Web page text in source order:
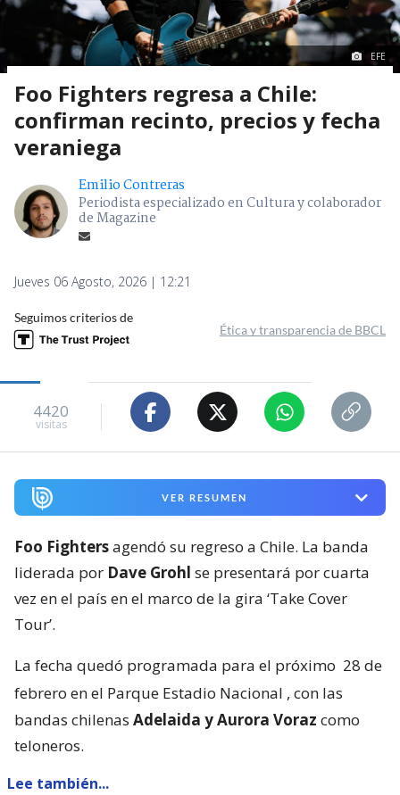
EFE
Foo Fighters regresa a Chile:
confirman recinto, precios y fecha
veraniega
Emilio Contreras
Periodista especializado en Cultura y colaborador
de Magazine
Jueves 06 Agosto, 2026 | 12:21
Seguimos criterios de
Ética y transparencia de BBCL
4420
visitas
VER RESUMEN
Foo Fightersagendó su regreso a Chile. La banda
liderada por Dave Grohl se presentará por cuarta
vez en el país en el marco de la gira ‘Take Cover
Tour’.
La fecha quedó programada para el próximo 28 de
febrero en el Parque Estadio Nacional , con las
bandas chilenas Adelaida y Aurora Voraz como
teloneros.
Lee también...